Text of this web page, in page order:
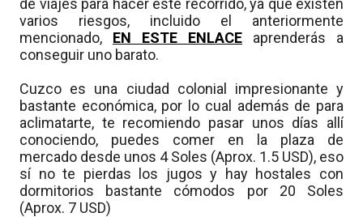
de viajes para hacer este recorrido, ya que existen
varios riesgos, incluido el anteriormente
mencionado, EN ESTE ENLACE aprenderás a
conseguir uno barato.
Cuzco es una ciudad colonial impresionante y
bastante económica, por lo cual además de para
aclimatarte, te recomiendo pasar unos días allí
conociendo, puedes comer en la plaza de
mercado desde unos 4 Soles (Aprox. 1.5 USD), eso
sí no te pierdas los jugos y hay hostales con
dormitorios bastante cómodos por 20 Soles
(Aprox. 7 USD)